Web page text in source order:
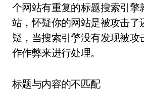
个网站有重复的标题搜索引擎
站，怀疑你的网站是被攻击了
疑，当搜索引擎没有发现被攻
作作弊来进行处理。
标题与内容的不匹配